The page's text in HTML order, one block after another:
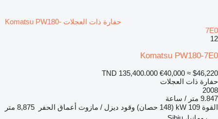
حفارة ذات العجلات Komatsu PW180-
7E0
12
Komatsu PW180-7E0
TND 135,400.000 €40,000 ≈ $46,220
حفارة ذات العجلات
2008
9.847 متر / ساعة
القوة 109 kW (148 حصان) وقود ديزل / مازوت أعماق الحفر
8,875 متر